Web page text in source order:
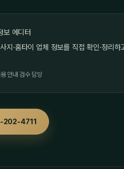
보 에디터
지·홈타이 업체 정보를 직접 확인·정리
안내 검수 담당
202-4711